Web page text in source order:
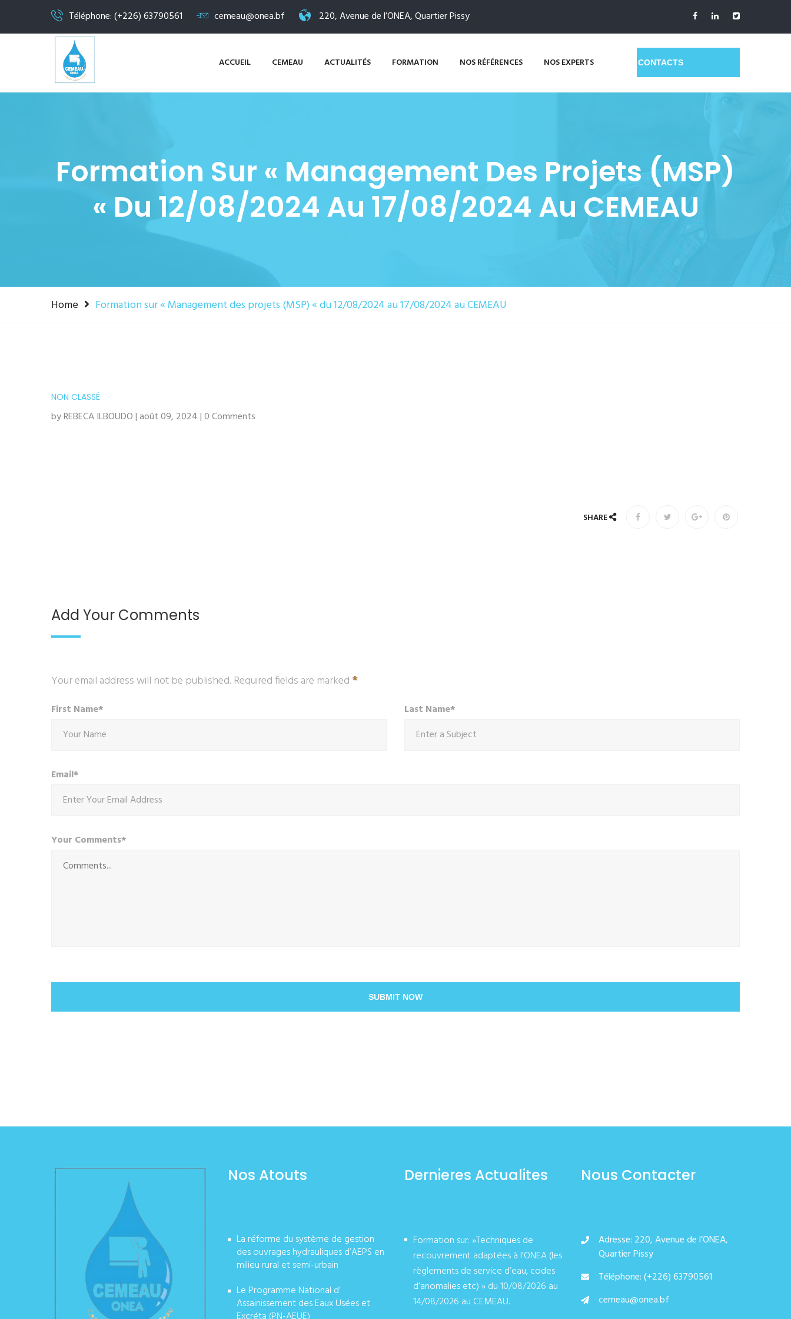
Téléphone: (+226) 63790561 cemeau@onea.bf 220, Avenue de l’ONEA, Quartier Pissy
ACCUEIL CEMEAU ACTUALITÉS FORMATION NOS RÉFÉRENCES NOS EXPERTS GET A QUOTE
Formation Sur « Management Des Projets (MSP)
« Du 12/08/2024 Au 17/08/2024 Au CEMEAU
Home Formation sur « Management des projets (MSP) « du 12/08/2024 au 17/08/2024 au CEMEAU
NON CLASSÉ
by REBECA ILBOUDO | août 09, 2024 | 0 Comments
SHARE
Add Your Comments
Your email address will not be published. Required fields are marked *
First Name* Last Name*
Email*
Your Comments*
SUBMIT NOW
Nos Atouts
La réforme du système de gestion
des ouvrages hydrauliques d’AEPS en
milieu rural et semi-urbain
Le Programme National d’
Assainissement des Eaux Usées et
Dernieres Actualites
Formation sur: »Techniques de
recouvrement adaptées à l’ONEA (les
règlements de service d’eau, codes
d’anomalies etc) » du 10/08/2026 au
14/08/2026 au CEMEAU.
Nous Contacter
Adresse: 220, Avenue de l’ONEA,
Quartier Pissy
Téléphone: (+226) 63790561
cemeau@onea.bf